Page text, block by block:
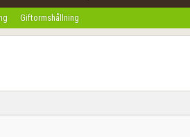
Giftormshållning